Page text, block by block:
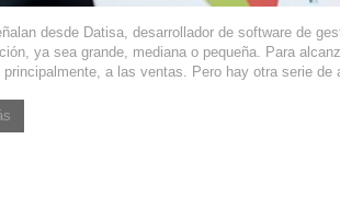
desde Datisa, desarrollador de software de
ya sea grande, mediana o pequeña. Para
principalmente, a las ventas. Pero hay otra serie